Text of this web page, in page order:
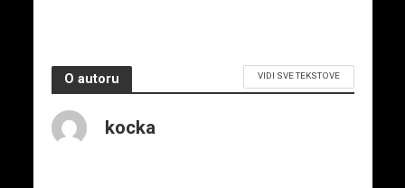
O autoru VIDI SVE TEKSTOVE
kocka